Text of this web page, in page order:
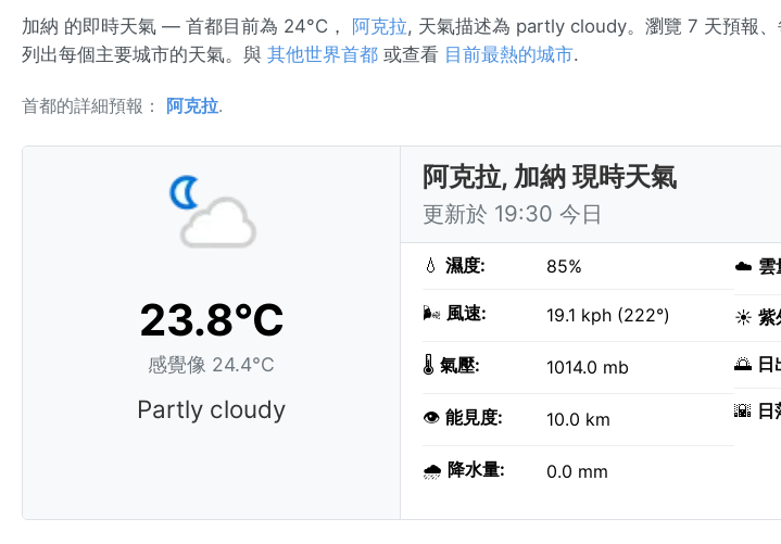
加納 的即時天氣 — 首都目前為 24°C， 阿克拉, 天氣描述為 partly cloudy。瀏覽 7 天預報
列出每個主要城市的天氣。與 其他世界首都 或查看 目前最熱的城市.
首都的詳細預報： 阿克拉.
23.8°C
感覺像 24.4°C
Partly cloudy
阿克拉, 加納 現時天氣
更新於 19:30 今日
💧 濕度: 85%
🌬️ 風速: 19.1 kph (222°)
🌡️ 氣壓: 1014.0 mb
👁️ 能見度: 10.0 km
🌧️ 降水量: 0.0 mm
☁️ 雲
☀️ 紫
🌅 日
🌇 日